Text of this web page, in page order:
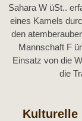
Sahara W üSt..
eines Kamels
den
Mannschaft F
Einsatz von die
die
Kulturelle